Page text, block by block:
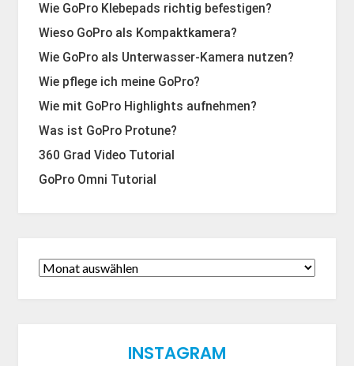
Wie GoPro Klebepads richtig befestigen?
Wieso GoPro als Kompaktkamera?
Wie GoPro als Unterwasser-Kamera nutzen?
Wie pflege ich meine GoPro?
Wie mit GoPro Highlights aufnehmen?
Was ist GoPro Protune?
360 Grad Video Tutorial
GoPro Omni Tutorial
INSTAGRAM